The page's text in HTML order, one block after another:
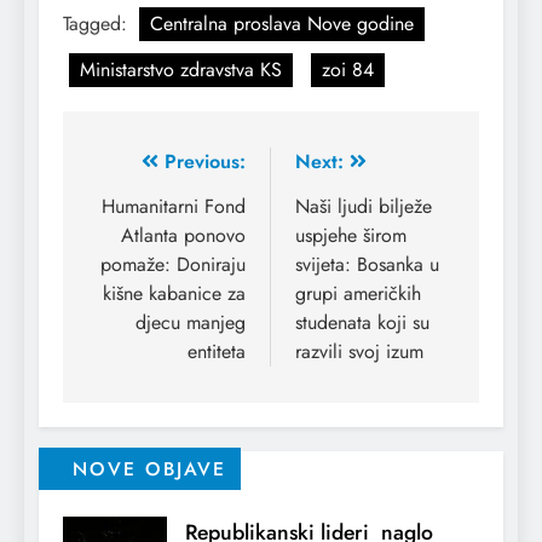
Tagged:
Centralna proslava Nove godine
Ministarstvo zdravstva KS
zoi 84
Previous:
Humanitarni Fond
Atlanta ponovo
pomaže: Doniraju
kišne kabanice za
djecu manjeg
entiteta
Next:
Naši ljudi bilježe
uspjehe širom
svijeta: Bosanka u
grupi američkih
studenata koji su
razvili svoj izum
NOVE OBJAVE
Republikanski lideri naglo